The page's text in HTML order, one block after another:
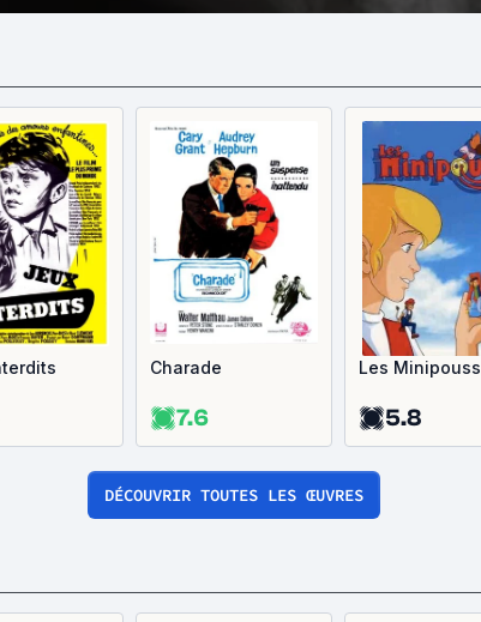
Charade
7.6
Les Minipouss
5.8
DÉCOUVRIR TOUTES LES ŒUVRES